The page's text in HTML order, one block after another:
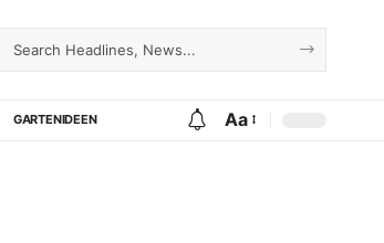
GARTENIDEEN Aa